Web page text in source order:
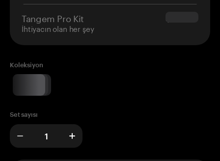
Tangem Pro Kit
İhtiyacın olan her şey
$180.00
Koleksiyon
Set sayısı